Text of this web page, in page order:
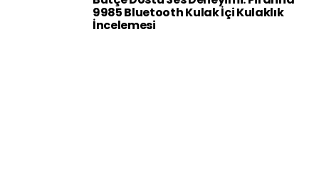
9985 Bluetooth Kulak İçi Kulaklık
İncelemesi